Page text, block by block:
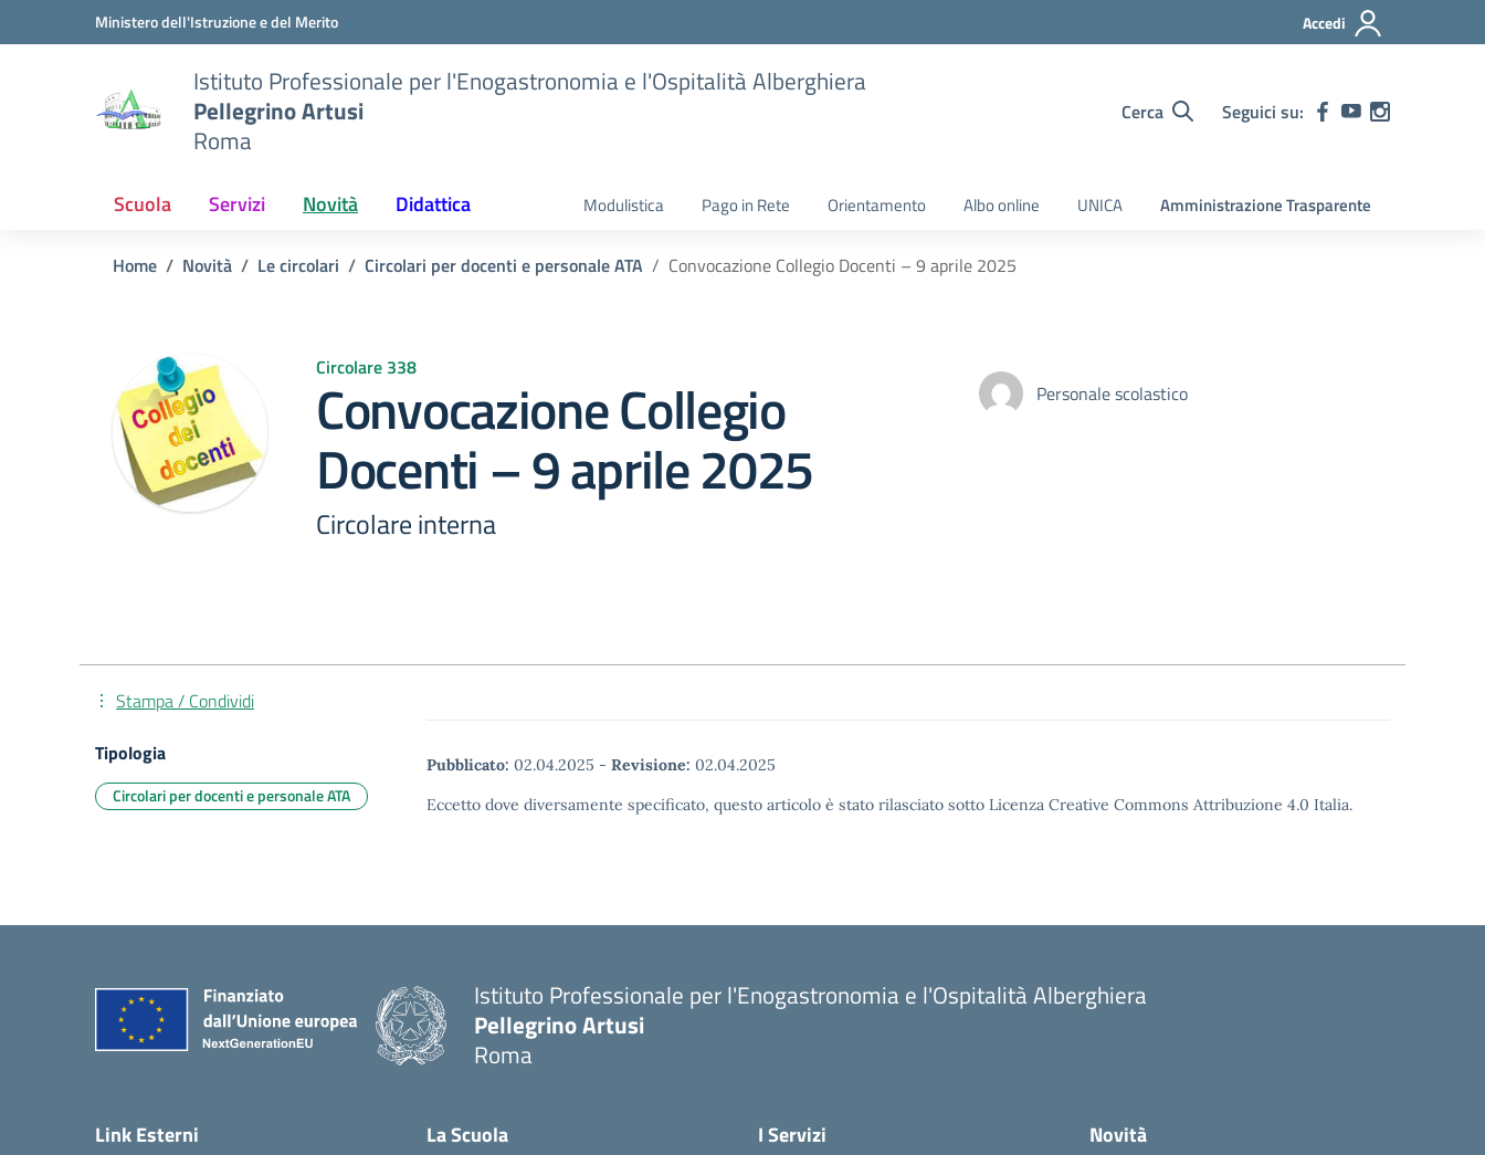
Vai ai contenuti
Vai al menu di navigazioneMinistero dell'Istruzione e del Merito Accedi
Istituto Professionale per l'Enogastronomia e l'Ospitalità Alberghiera
Pellegrino Artusi
Roma
Cerca Seguici su:
Scuola Servizi Novità Didattica Modulistica Pago in Rete Orientamento Albo online UNICA Amministrazione Trasparente
Home Novità Le circolari Circolari per docenti e personale ATA Convocazione Collegio Docenti – 9 aprile 2025
Circolare 338
Convocazione Collegio
Docenti – 9 aprile 2025
Circolare interna
Personale scolastico
Pubblicato: 02.04.2025 - Revisione: 02.04.2025
Eccetto dove diversamente specificato, questo articolo è stato rilasciato sotto Licenza Creative Commons Attribuzione 4.0 Italia.
Stampa / Condividi
Tipologia
Circolari per docenti e personale ATA
Istituto Professionale per l'Enogastronomia e l'Ospitalità Alberghiera
Pellegrino Artusi
Roma
Link Esterni La Scuola I Servizi Novità